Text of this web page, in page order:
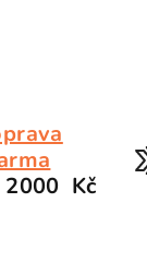
2000 Kč